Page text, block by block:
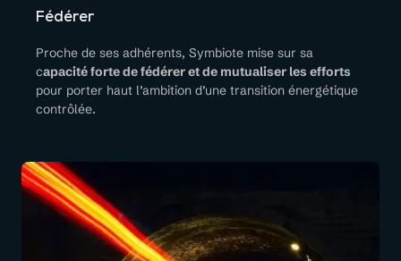
Fédérer
Proche de ses adhérents, Symbiote mise sur sa
capacité forte de fédérer et de mutualiser les efforts
pour porter haut l’ambition d’une transition énergétique
contrôlée.